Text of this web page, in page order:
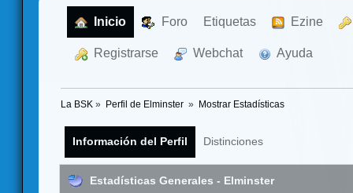
Inicio Foro Etiquetas Ezine
Registrarse Webchat Ayuda
La BSK » Perfil de Elminster » Mostrar Estadísticas
Información del Perfil Distinciones
Estadísticas Generales - Elminster